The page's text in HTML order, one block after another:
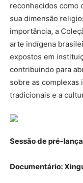
reconhecidos como
sua dimensão
importância, a
arte indígena
expostos em
contribuindo para
sobre as
tradicionais e a
Sessão de pré-
Documentário: